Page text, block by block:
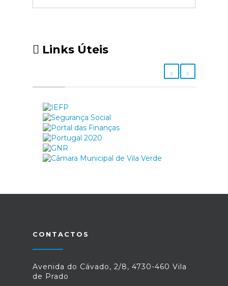
Links Úteis
CONTACTOS
Avenida do Cávado, 2/8, 4730-460 Vila
de Prado